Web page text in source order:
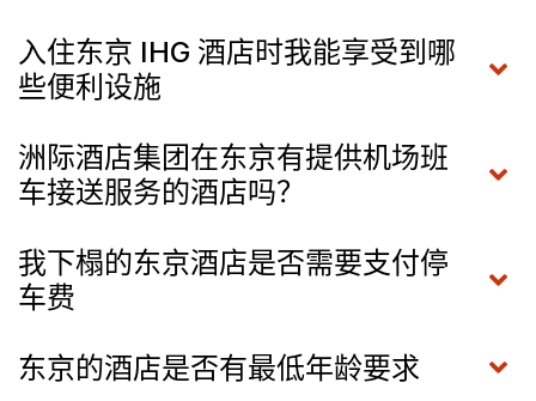
入住东京 IHG 酒店时我能享受到哪
些便利设施
洲际酒店集团在东京有提供机场班
车接送服务的酒店吗？
我下榻的东京酒店是否需要支付停
车费
东京的酒店是否有最低年龄要求